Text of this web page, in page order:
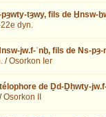
tȝwy, fils de Ḫnsw-
dyn.
jw.f-ʿnḫ, fils de Ns-
/Osorkon Ier
de Ḏd-Ḏḥwty-
/Osorkon II